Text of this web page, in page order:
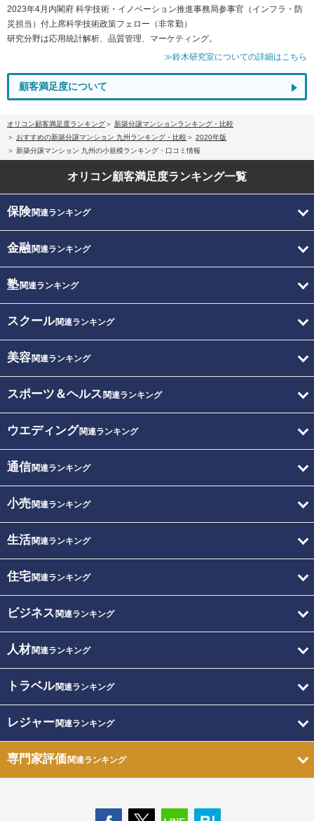
2023年4月内閣府 科学技術・イノベーション推進事務局参事官（インフラ・防
災担当）付上席科学技術政策フェロー（非常勤）
研究分野は応用統計解析、品質管理、マーケティング。
≫鈴木研究室についての詳細はこちら
顧客満足度について
オリコン顧客満足度ランキング
新築分譲マンションランキング・比較
おすすめの新築分譲マンション 九州ランキング・比較
2020年版
新築分譲マンション 九州の小規模ランキング・口コミ情報
オリコン顧客満足度ランキング一覧
保険関連ランキング
金融関連ランキング
塾関連ランキング
スクール関連ランキング
美容関連ランキング
スポーツ＆ヘルス 関連ランキング
ウエディング関連ランキング
通信関連ランキング
小売関連ランキング
生活関連ランキング
住宅関連ランキング
ビジネス 関連ランキング
人材関連ランキング
トラベル関連ランキング
レジャー関連ランキング
専門家評価関連ランキング